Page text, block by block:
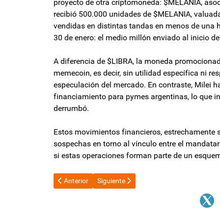
proyecto de otra criptomoneda: $MELANIA,
recibió 500.000 unidades de $MELANIA,
vendidas en distintas tandas en menos de una
30 de enero: el medio millón enviado al inicio
A diferencia de $LIBRA, la moneda
memecoin, es decir, sin utilidad específica ni
especulación del mercado. En contraste, Milei
financiamiento para pymes argentinas, lo que
derrumbó.
Estos movimientos financieros,
sospechas en torno al vínculo entre el
si estas operaciones forman parte de un
Artículo anterior: Pablo Agüero criticó a los dirigentes
Anterior Artículo siguiente: El FMI se reunió para
Siguiente